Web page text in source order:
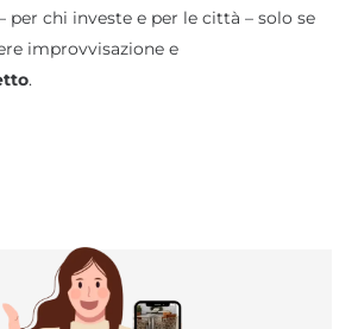
per chi investe e per le città – solo se
improvvisazione e
.